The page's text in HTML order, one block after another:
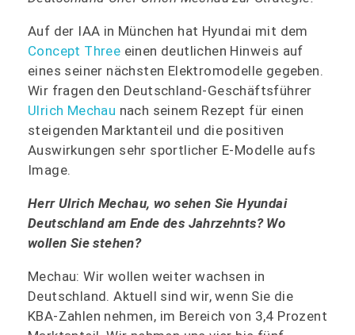
Auf der IAA in München hat Hyundai mit dem
Concept Three einen deutlichen Hinweis auf
eines seiner nächsten Elektromodelle gegeben.
Wir fragen den Deutschland-Geschäftsführer
Ulrich Mechau nach seinem Rezept für einen
steigenden Marktanteil und die positiven
Auswirkungen sehr sportlicher E-Modelle aufs
Image.
Herr Ulrich Mechau, wo sehen Sie Hyundai
Deutschland am Ende des Jahrzehnts? Wo
wollen Sie stehen?
Mechau: Wir wollen weiter wachsen in
Deutschland. Aktuell sind wir, wenn Sie die
KBA-Zahlen nehmen, im Bereich von 3,4 Prozent